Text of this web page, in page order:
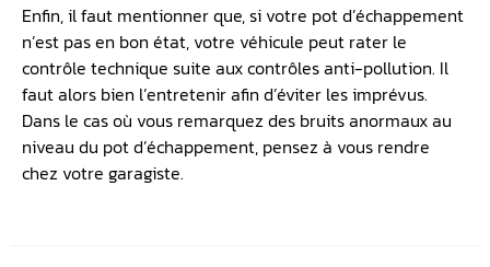
Enfin, il faut mentionner que, si votre pot d’échappement
n’est pas en bon état, votre véhicule peut rater le
contrôle technique suite aux contrôles anti-pollution. Il
faut alors bien l’entretenir afin d’éviter les imprévus.
Dans le cas où vous remarquez des bruits anormaux au
niveau du pot d’échappement, pensez à vous rendre
chez votre garagiste.